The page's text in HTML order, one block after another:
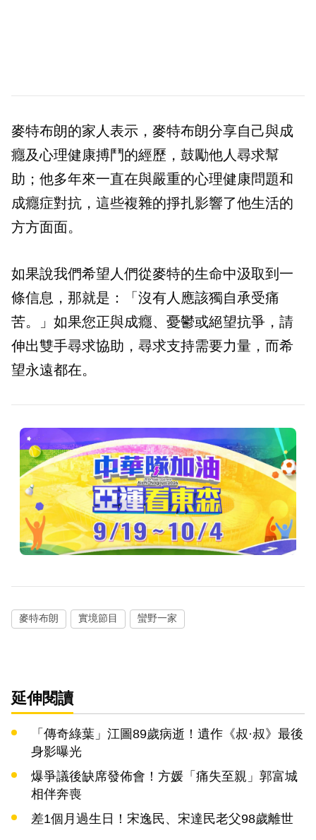
麥特布朗的家人表示，麥特布朗分享自己與成
癮及心理健康搏鬥的經歷，鼓勵他人尋求幫
助；他多年來一直在與嚴重的心理健康問題和
成癮症對抗，這些複雜的掙扎影響了他生活的
方方面面。
如果說我們希望人們從麥特的生命中汲取到一
條信息，那就是：「沒有人應該獨自承受痛
苦。」如果您正與成癮、憂鬱或絕望抗爭，請
伸出雙手尋求協助，尋求支持需要力量，而希
望永遠都在。
麥特布朗 實境節目 蠻野一家
延伸閱讀
「傳奇綠葉」江圖89歲病逝！遺作《叔·叔》最後
身影曝光
爆爭議後缺席發佈會！方媛「痛失至親」郭富城
相伴奔喪
差1個月過生日！宋逸民、宋達民老父98歲離世